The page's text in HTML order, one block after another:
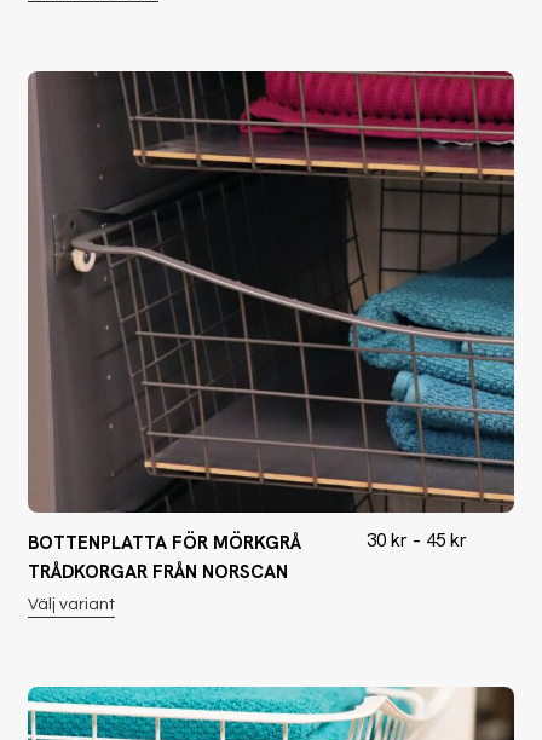
BOTTENPLATTA FÖR MÖRKGRÅ
TRÅDKORGAR FRÅN NORSCAN
Välj variant
30 kr – 45 kr